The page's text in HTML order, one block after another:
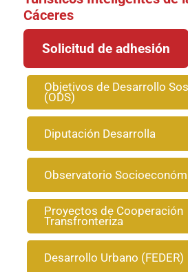
Cáceres
Solicitud de adhesión
Objetivos de Desarrollo
(ODS)
Diputación Desarrolla
Observatorio
Proyectos de Cooperación
Transfronteriza
Desarrollo Urbano (FEDER)